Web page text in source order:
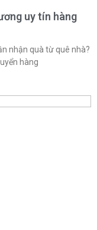
uy tín hàng
nhận quà từ quê nhà?
hàng